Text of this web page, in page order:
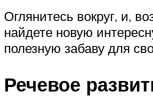
Оглянитесь вокруг, и,
найдете новую
полезную забаву для
Речевое